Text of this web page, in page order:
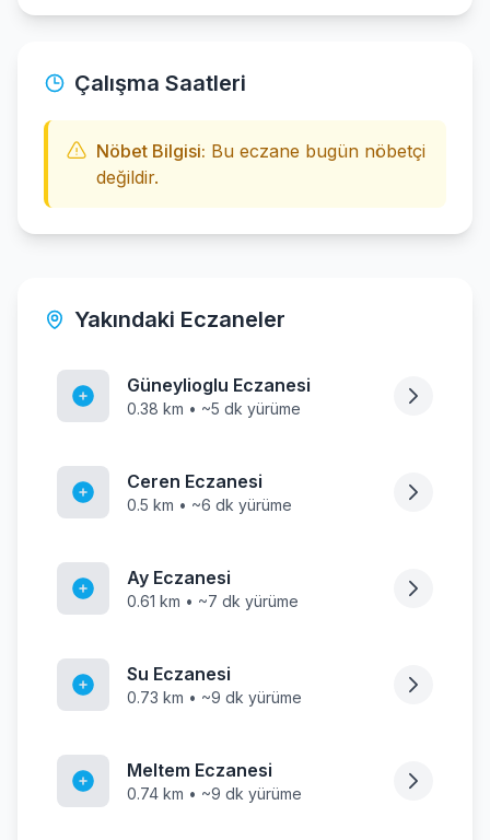
Çalışma Saatleri
Nöbet Bilgisi: Bu eczane bugün nöbetçi
değildir.
Yakındaki Eczaneler
Güneylioglu Eczanesi
0.38 km • ~5 dk yürüme
Ceren Eczanesi
0.5 km • ~6 dk yürüme
Ay Eczanesi
0.61 km • ~7 dk yürüme
Su Eczanesi
0.73 km • ~9 dk yürüme
Meltem Eczanesi
0.74 km • ~9 dk yürüme